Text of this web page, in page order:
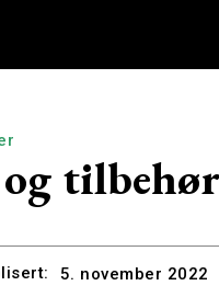
5. november 2022